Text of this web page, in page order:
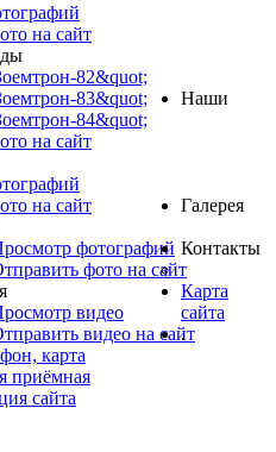
на сайт
82&quot;
83&quot;
84&quot;
на сайт
Наши
на сайт
Галерея
фотографий
фото на сайт
видео
видео на сайт
Контакты
карта
приёмная
сайта
Карта
сайта
.